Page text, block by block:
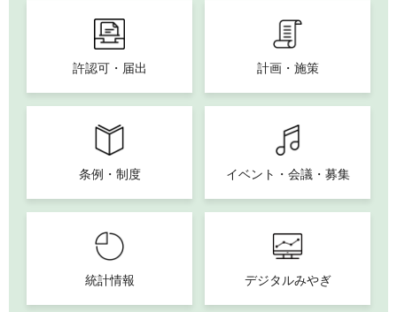
許認可・届出 計画・施策
条例・制度 イベント・会議・募集
統計情報 デジタルみやぎ